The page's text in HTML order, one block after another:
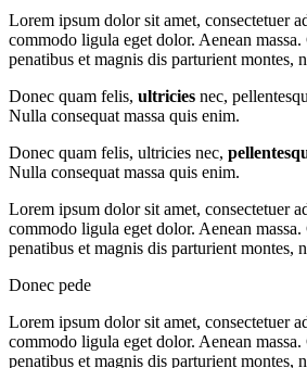
Lorem ipsum dolor sit amet, consectetuer
commodo ligula eget dolor. Aenean
penatibus et magnis dis parturient montes,
Donec quam felis, ultricies nec,
Nulla consequat massa quis enim.
Donec quam felis, ultricies nec,
Nulla consequat massa quis enim.
Lorem ipsum dolor sit amet, consectetuer
commodo ligula eget dolor. Aenean
penatibus et magnis dis parturient montes,
Donec pede
Lorem ipsum dolor sit amet, consectetuer
commodo ligula eget dolor. Aenean
penatibus et magnis dis parturient montes,